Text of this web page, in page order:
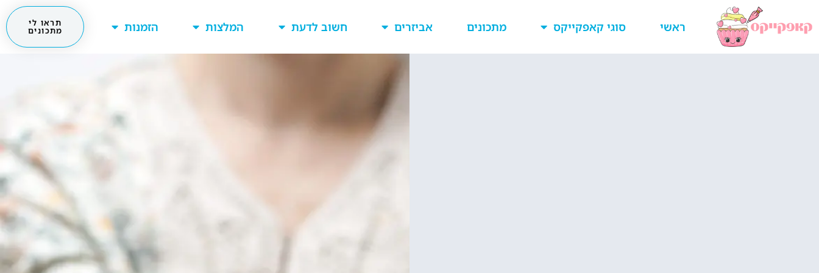
ראשי סוגי קאפקייקס מתכונים אביזרים חשוב לדעת המלצות הזמנות תראו לי
מתכונים